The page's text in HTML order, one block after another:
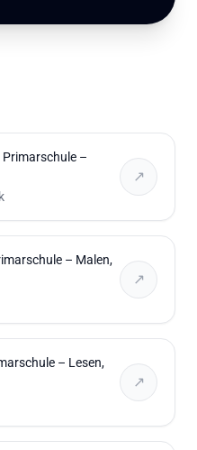
–
↗
– Malen,
↗
– Lesen,
↗